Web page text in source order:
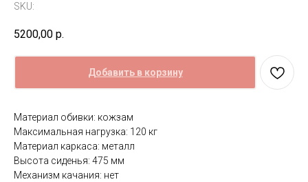
SKU:
5200,00 р.
Добавить в корзину
Материал обивки: кожзам
Максимальная нагрузка: 120 кг
Материал каркаса: металл
Высота сиденья: 475 мм
Механизм качания: нет